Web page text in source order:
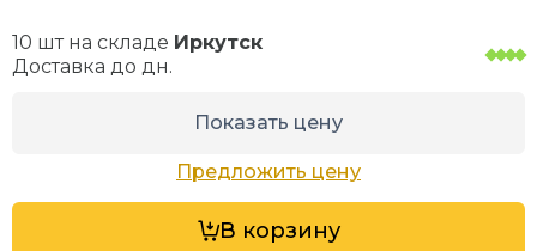
10 шт на складе Иркутск
Доставка додн.
Показать цену
Предложить цену
В корзину